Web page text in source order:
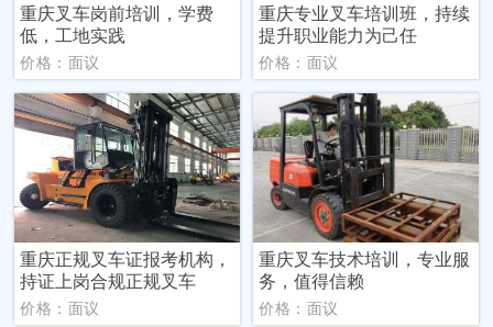
重庆叉车岗前培训，学费
低，工地实践
价格：面议
重庆专业叉车培训班，持续
提升职业能力为己任
价格：面议
重庆正规叉车证报考机构，
持证上岗合规正规叉车
价格：面议
重庆叉车技术培训，专业服
务，值得信赖
价格：面议